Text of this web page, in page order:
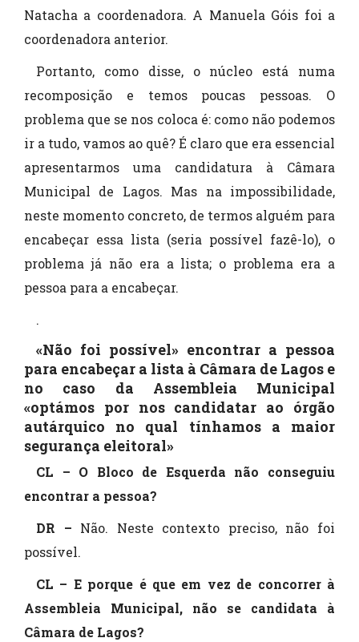
Natacha a coordenadora. A Manuela Góis foi a
coordenadora anterior.
Portanto, como disse, o núcleo está numa
recomposição e temos poucas pessoas. O
problema que se nos coloca é: como não podemos
ir a tudo, vamos ao quê? É claro que era essencial
apresentarmos uma candidatura à Câmara
Municipal de Lagos. Mas na impossibilidade,
neste momento concreto, de termos alguém para
encabeçar essa lista (seria possível fazê-lo), o
problema já não era a lista; o problema era a
pessoa para a encabeçar.
.
«Não foi possível» encontrar a pessoa
para encabeçar a lista à Câmara de Lagos e
no caso da Assembleia Municipal
«optámos por nos candidatar ao órgão
autárquico no qual tínhamos a maior
segurança eleitoral»
CL – O Bloco de Esquerda não conseguiu
encontrar a pessoa?
DR – Não. Neste contexto preciso, não foi
possível.
CL – E porque é que em vez de concorrer à
Assembleia Municipal, não se candidata à
Câmara de Lagos?